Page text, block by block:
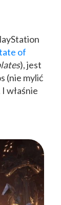
of
), jest
(nie mylić
właśnie